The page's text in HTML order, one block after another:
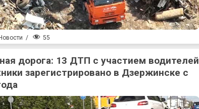
Новости / 55
дорога: 13 ДТП с участием водителей
зарегистрировано в Дзержинске с